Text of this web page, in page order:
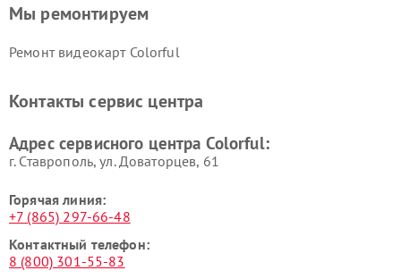
Мы ремонтируем
Ремонт видеокарт Colorful
Контакты сервис центра
Адрес сервисного центра Colorful:
г. Ставрополь, ул. Доваторцев, 61
Горячая линия:
+7 (865) 297-66-48
Контактный телефон:
8 (800) 301-55-83